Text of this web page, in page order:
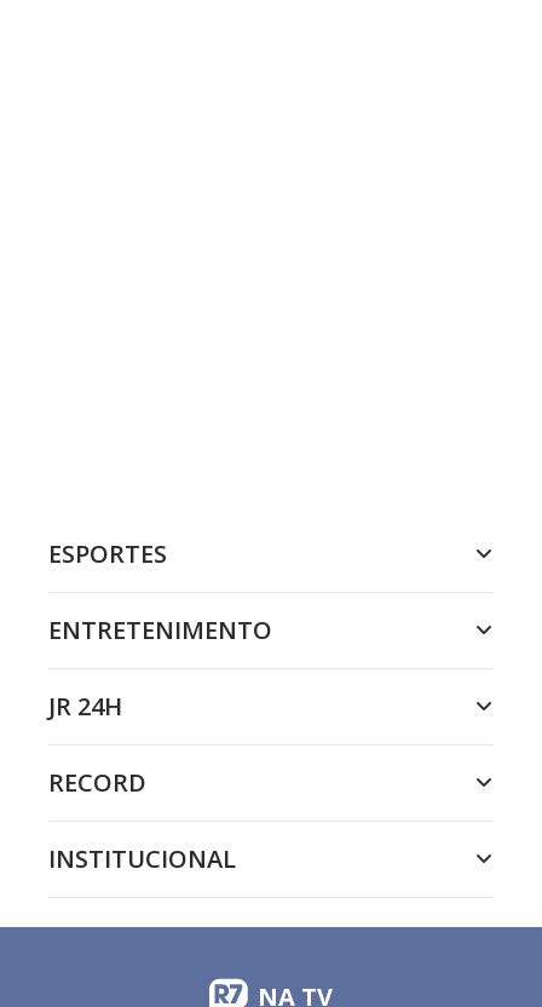
ESPORTES
ENTRETENIMENTO
JR 24H
RECORD
INSTITUCIONAL
NA TV